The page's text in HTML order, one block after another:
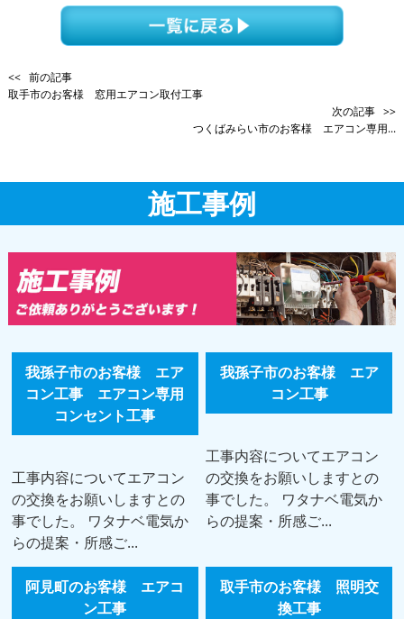
<< 前の記事
取手市のお客様 窓用エアコン取付工事
次の記事 >>
つくばみらい市のお客様 エアコン専用...
施工事例
我孫子市のお客様 エア
コン工事 エアコン専用
コンセント工事
工事内容についてエアコン
の交換をお願いしますとの
事でした。 ワタナベ電気か
らの提案・所感ご...
我孫子市のお客様 エア
コン工事
工事内容についてエアコン
の交換をお願いしますとの
事でした。 ワタナベ電気か
らの提案・所感ご...
阿見町のお客様 エアコ
ン工事
取手市のお客様 照明交
換工事